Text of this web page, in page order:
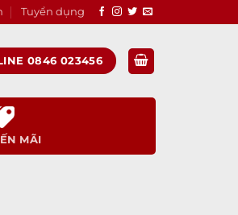
Tuyển dụng
0846 023456
MÃI